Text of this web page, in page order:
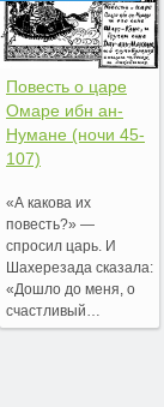
Повесть о царе
Омаре ибн ан-
Нумане (ночи 45-
107)
«А какова их
повесть?» —
спросил царь. И
Шахерезада сказала:
«Дошло до меня, о
счастливый…